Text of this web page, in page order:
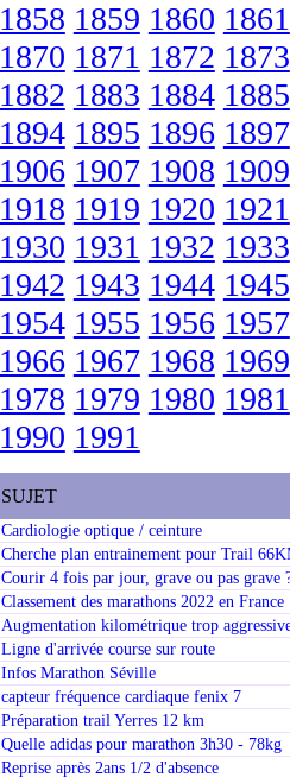
1858 1859 1860 1861
1870 1871 1872 1873
1882 1883 1884 1885
1894 1895 1896 1897
1906 1907 1908 1909
1918 1919 1920 1921
1930 1931 1932 1933
1942 1943 1944 1945
1954 1955 1956 1957
1966 1967 1968 1969
1978 1979 1980 1981
1990 1991
SUJET
Cardiologie optique / ceinture
Cherche plan entrainement pour Trail
Courir 4 fois par jour, grave ou pas grave
Classement des marathons 2022 en France
Augmentation kilométrique trop
Ligne d'arrivée course sur route
Infos Marathon Séville
capteur fréquence cardiaque fenix 7
Préparation trail Yerres 12 km
Quelle adidas pour marathon 3h30 - 78kg
Reprise après 2ans 1/2 d'absence